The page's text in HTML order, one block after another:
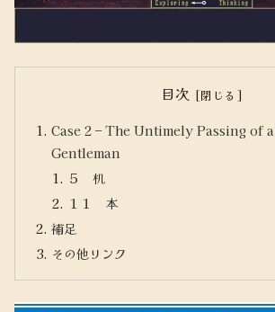
目次
Case 2 – The Untimely Passing of
Gentleman
５ 机
１１ 本
補足
その他リンク